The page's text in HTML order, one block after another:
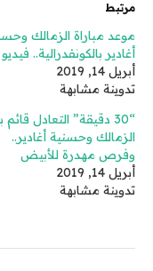
مرتبط
موعد مباراة الزمالك
أغادير بالكونفدرالية.. فيديو
أبريل 14, 2019
تدوينة مشابهة
“30 دقيقة” التعادل قائم
الزمالك وحسنية أغادير..
وفرص مهدرة للأبيض
أبريل 14, 2019
تدوينة مشابهة